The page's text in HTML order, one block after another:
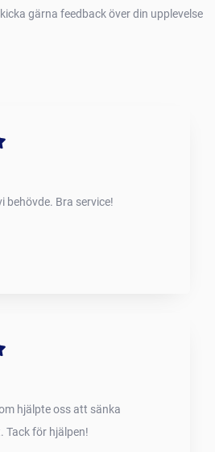
gärna feedback över din upplevelse
behövde. Bra service!
hjälpte oss att sänka
Tack för hjälpen!